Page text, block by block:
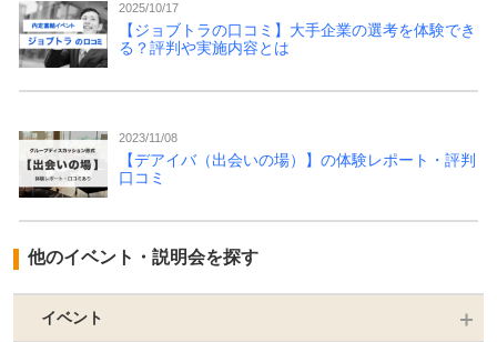
2025/10/17
【ジョブトラの口コミ】大手企業の選考を体験でき
る？評判や実施内容とは
2023/11/08
【デアイバ（出会いの場）】の体験レポート・評判
口コミ
他のイベント・説明会を探す
イベント